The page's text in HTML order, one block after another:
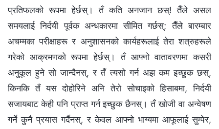
प्रतिफलको रूपमा हेर्छस्। तँ कति अनजान छस्! तैँले असल
समयलाई निर्दयी पूर्वक अन्धकारमा सीमित गर्छस्; तैँले बारम्बार
अचम्‍मका परीक्षाहरू र अनुशासनको कार्यहरूलाई तेरा शत्रुहरूले
गरेको आक्रमणको रूपमा हेर्छस्। तँ आफ्नो वातावरणमा कसरी
अनुकूल हुने सो जान्दैनस्, र तँ त्यसो गर्न अझ कम इच्छुक छस्,
किनकि तँ यस दोहोरिने अनि तेरो सोचाइको हिसाबमा, निर्दयी
सजायबाट केही पनि प्राप्त गर्न इच्छुक छैनस्। तँ खोजी वा अन्वेषण
गर्ने कुनै प्रयास गर्दैनस्, र केवल आफ्नो भाग्यमा आफूलाई सुम्पेर,